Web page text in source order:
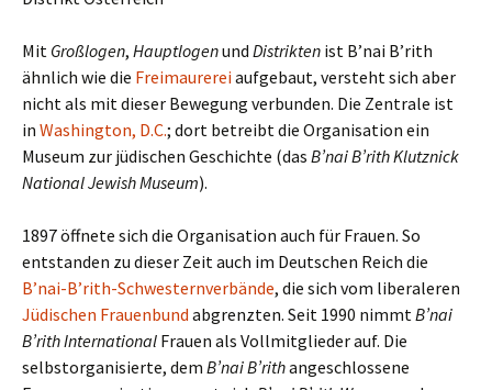
Mit Großlogen, Hauptlogenund Distrikten ist B’nai B’rith
ähnlich wie die Freimaurereiaufgebaut, versteht sich aber
nicht als mit dieser Bewegung verbunden. Die Zentrale ist
in Washington, D.C.; dort betreibt die Organisation ein
Museum zur jüdischen Geschichte (das B’nai B’rith Klutznick
National Jewish Museum).
1897 öffnete sich die Organisation auch für Frauen. So
entstanden zu dieser Zeit auch im Deutschen Reich die
B’nai-B’rith-Schwesternverbände, die sich vom liberaleren
Jüdischen Frauenbund abgrenzten. Seit 1990 nimmtB’nai
B’rith International Frauen als Vollmitglieder auf. Die
selbstorganisierte, dem B’nai B’rithangeschlossene